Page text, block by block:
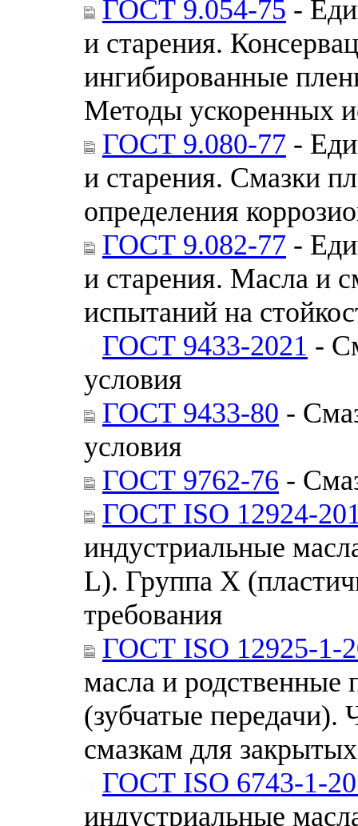
ГОСТ 9.054-75 -
и старения.
ингибированные
Методы ускоренных
ГОСТ 9.080-77 -
и старения. Смазки
определения
ГОСТ 9.082-77 -
и старения. Масла и
испытаний на
ГОСТ 9433-2021 -
условия
ГОСТ 9433-80 -
условия
ГОСТ 9762-76 -
ГОСТ ISO 12924-
индустриальные
L). Группа X
требования
ГОСТ ISO 12925-1-
масла и родственные
(зубчатые передачи).
смазкам для
ГОСТ ISO 6743-1-
индустриальные